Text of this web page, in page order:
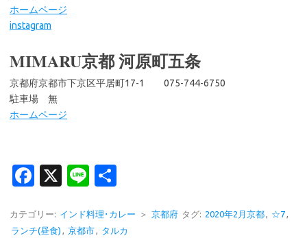
ホームページ
instagram
MIMARU京都 河原町五条
京都府京都市下京区平居町17-1 075-744-6750
駐車場 無
ホームページ
Fa
e
b
X
Li
e
カテゴリー: インド料理･カレー ＞ 京都府 タグ: 2020年2月京都 ☆7
ランチ(昼食)
京都市 タルカ